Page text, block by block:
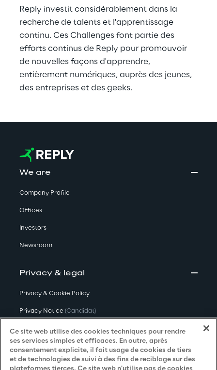
Reply investit considérablement dans la
recherche de talents et l'apprentissage
continu. Ces Challenges font partie des
efforts continus de Reply pour promouvoir
de nouvelles façons d'apprendre,
entièrement numériques, auprès des jeunes,
des entreprises et des geeks.
We are
Company Profile
Offices
Investors
Newsroom
Privacy & legal
Privacy & Cookie Policy
Privacy Notice (Candidat)
Privacy Notice (Client)
Privacy Notice (Fournisseur)
Privacy Notice(Marketing)
Ce site web utilise des cookies techniques pour rendre
ses services simples et efficaces. En outre, après
consentement explicite, il fait usage de cookies de tiers
et de technologies de suivi à des fins de reciblage sur des